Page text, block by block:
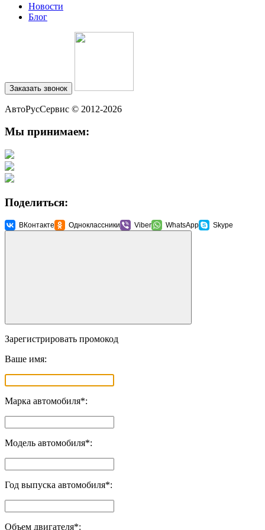
Новости
Блог
Заказать звонок
АвтоРусСервис © 2012-2026
Мы принимаем:
Поделиться:
ВКонтакте Одноклассники Viber WhatsApp Skype
Зарегистрировать промокод
Ваше имя:
Марка автомобиля*:
Модель автомобиля*:
Год выпуска автомобиля*:
Объем двигателя*: